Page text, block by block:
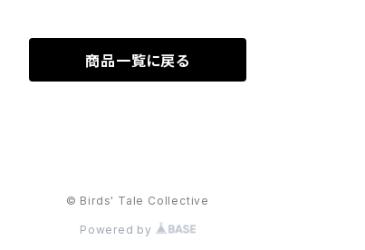
商品一覧に戻る
© Birds' Tale Collective
Powered by